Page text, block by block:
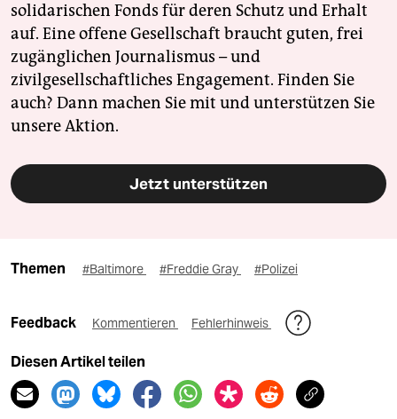
solidarischen Fonds für deren Schutz und Erhalt
auf. Eine offene Gesellschaft braucht guten, frei
zugänglichen Journalismus – und
zivilgesellschaftliches Engagement. Finden Sie
auch? Dann machen Sie mit und unterstützen Sie
unsere Aktion.
Jetzt unterstützen
Themen #Baltimore #Freddie Gray #Polizei
Feedback Kommentieren Fehlerhinweis
Diesen Artikel teilen